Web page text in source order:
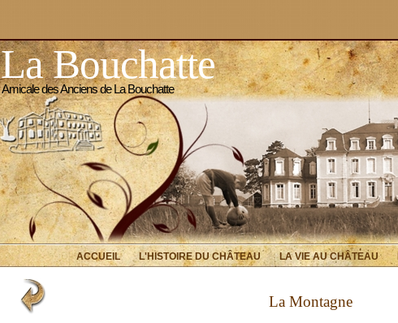
La Bouchatte
Amicale des Anciens de La Bouchatte
ACCUEIL L'HISTOIRE DU CHÂTEAU LA VIE AU CHÂTEAU
La Montagne